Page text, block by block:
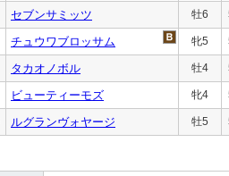
セブンサミッツ 牡6
チュウワブロッサム 牝5
タカオノボル 牡4
ビューティーモズ 牝4
ルグランヴォヤージ 牡5